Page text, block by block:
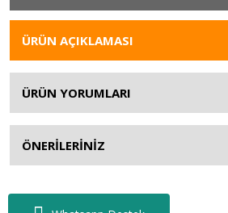
ÜRÜN AÇIKLAMASI
ÜRÜN YORUMLARI
ÖNERİLERİNİZ